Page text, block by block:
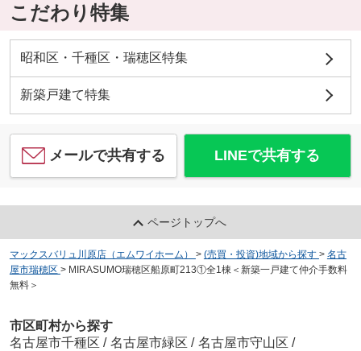
こだわり特集
昭和区・千種区・瑞穂区特集
新築戸建て特集
メールで共有する LINEで共有する
ページトップへ
マックスバリュ川原店（エムワイホーム） > (売買・投資)地域から探す > 名古
屋市瑞穂区 > MIRASUMO瑞穂区船原町213①全1棟＜新築一戸建て仲介手数料
無料＞
市区町村から探す
名古屋市千種区 / 名古屋市緑区 / 名古屋市守山区 /